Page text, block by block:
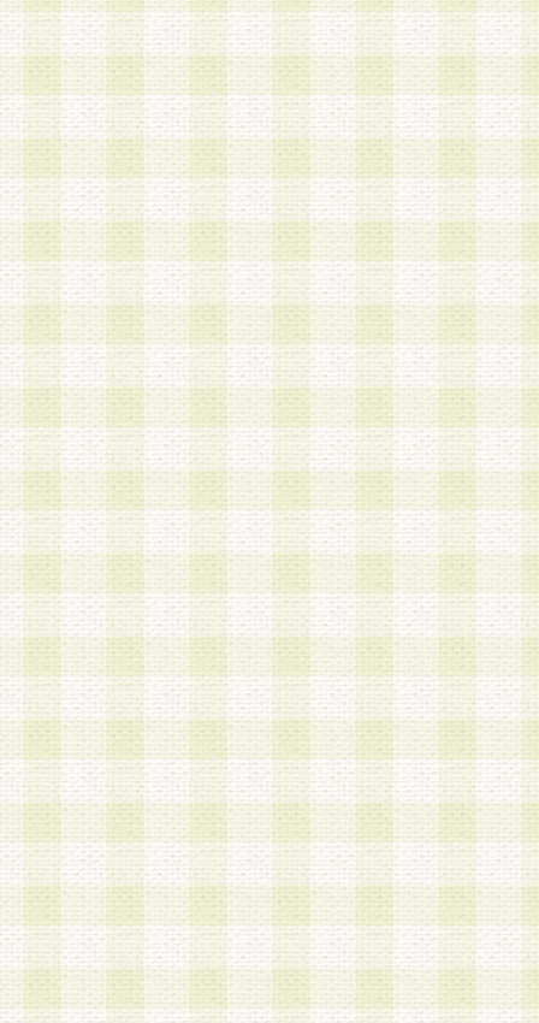
の使用に関しては、全て会員本人がその責任を負
3.会員は、当社から付与されたログインIDおよび
貸与、名義変更、売買その他形態を問わず第三者
ならないものとします。
4.当社は、会員によるログインIDおよびパスワー
盗用など第三者の利用に伴う損害の発生について
き事由の有無、その他原因の如何を問わず、一切
のとします。
第5条 会員の登録情報
1.当社は、会員の登録情報に含まれる氏名・住所
アドレス等会員個人を識別できる情報を当社が別
シーポリシー
」に基づき適切に取り扱うものとし
は、当該個人情報を以下の各号に定める目的に利
す。なお、これら事項以外の目的で個人情報を利
かじめ会員の同意を得たうえで利用するものとし
a.本サービスの実施または運営
b.本サービスに係る謝礼、景品、調査サンプル品
c.会員からの電話、メール等の問い合わせなどへ
d.その他これらに付随する業務
2.当社は、会員個人を識別することのできる情報
会員情報を本人の承諾なく第三者に開示すること
人を識別できる情報について第三者に開示または
社は事前に会員本人の同意を得るものとします。
3.前項の定めに拘わらず、当社は、以下の目的に
意を 得ることなく、会員個人を識別できる情報
づき選定した委託業者に対して当社の責任におい
できるものとします。な お、当社は、当該委託
契約を締結しこれを遵守させるとともに、本規約
の注意をもって当該情報を使用させるものとし ま